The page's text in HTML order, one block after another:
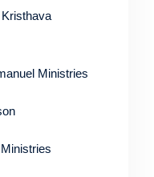
Kristhava
Ministries